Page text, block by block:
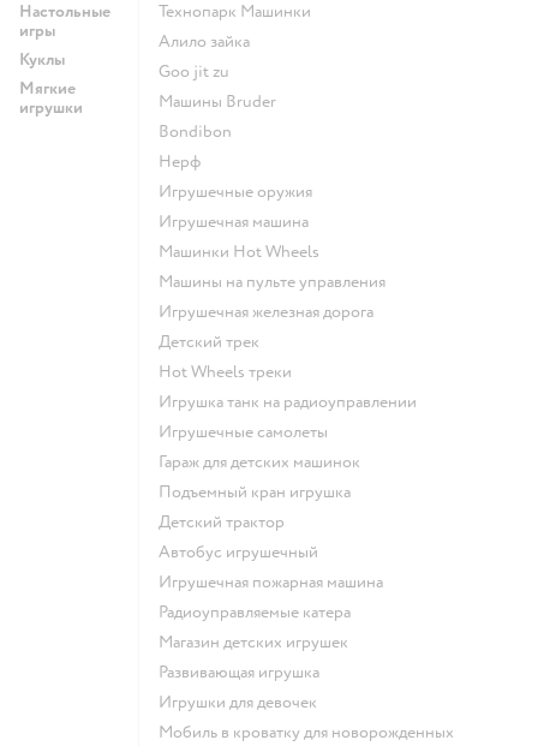
Настольные
игры
Куклы
Мягкие
игрушки
Технопарк Машинки
Алило зайка
Goo jit zu
Машины Bruder
Bondibon
Нерф
Игрушечные оружия
Игрушечная машина
Машинки Hot Wheels
Машины на пульте управления
Игрушечная железная дорога
Детский трек
Hot Wheels треки
Игрушка танк на радиоуправлении
Игрушечные самолеты
Гараж для детских машинок
Подъемный кран игрушка
Детский трактор
Автобус игрушечный
Игрушечная пожарная машина
Радиоуправляемые катера
Магазин детских игрушек
Развивающая игрушка
Игрушки для девочек
Мобиль в кроватку для новорожденных